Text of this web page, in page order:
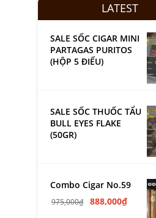
LATEST
SALE SỐC CIGAR MINI
PARTAGAS PURITOS
(HỘP 5 ĐIẾU)
SALE SỐC THUỐC TẨU
BULL EYES FLAKE
(50GR)
Combo Cigar No.59
975,000₫ 888,000₫